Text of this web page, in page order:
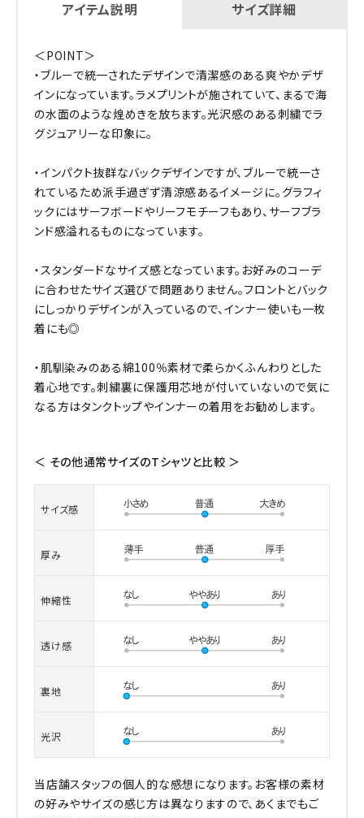
アイテム説明 サイズ詳細
＜POINT＞
・ブルーで統一されたデザインで清潔感のある爽やかデザ
インになっています。ラメプリントが施されていて、まるで海
の水面のような煌めきを放ちます。光沢感のある刺繍でラ
グジュアリーな印象に。
・インパクト抜群なバックデザインですが、ブルーで統一さ
れているため派手過ぎず清涼感あるイメージに。グラフィ
ックにはサーフボードやリーフモチーフもあり、サーフブラ
ンド感溢れるものになっています。
・スタンダードなサイズ感となっています。お好みのコーデ
に合わせたサイズ選びで問題ありません。フロントとバック
にしっかりデザインが入っているので、インナー使いも一枚
着にも◎
・肌馴染みのある綿100％素材で柔らかくふんわりとした
着心地です。刺繍裏に保護用芯地が付いていないので気に
なる方はタンクトップやインナーの着用をお勧めします。
＜ その他通常サイズのTシャツと比較 ＞
サイズ感
厚み
伸縮性
透け感
裏地
光沢
当店舗スタッフの個人的な感想になります。お客様の素材
の好みやサイズの感じ方は異なりますので、あくまでもご